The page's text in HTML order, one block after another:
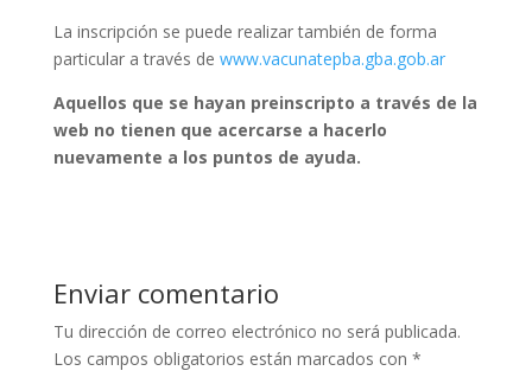
La inscripción se puede realizar también de forma
particular a través de www.vacunatepba.gba.gob.ar
Aquellos que se hayan preinscripto a través de la
web no tienen que acercarse a hacerlo
nuevamente a los puntos de ayuda.
Enviar comentario
Tu dirección de correo electrónico no será publicada.
Los campos obligatorios están marcados con *